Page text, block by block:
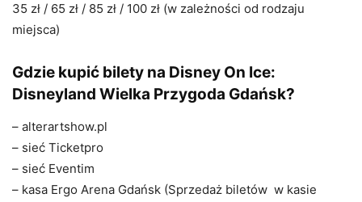
35 zł / 65 zł / 85 zł / 100 zł (w zależności od rodzaju
miejsca)
Gdzie kupić bilety na Disney On Ice:
Disneyland Wielka Przygoda Gdańsk?
– alterartshow.pl
– sieć Ticketpro
– sieć Eventim
– kasa Ergo Arena Gdańsk (Sprzedaż biletów w kasie